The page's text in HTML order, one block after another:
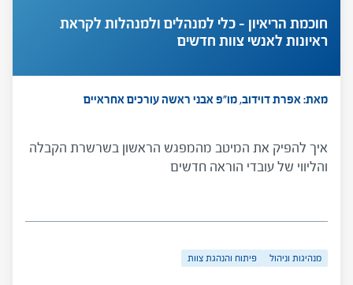
חוכמת הריאיון – כלי למנהלים ולמנהלות לקראת
ראיונות לאנשי צוות חדשים
מאת: אפרת דוידוב, מו"פ אבני ראשהעורכים אחראיים
איך להפיק את המיטב מהמפגש הראשון בשרשרת הקבלה
והליווי של עובדי הוראה חדשים
מנהיגות וניהול פיתוח והנהגת צוות